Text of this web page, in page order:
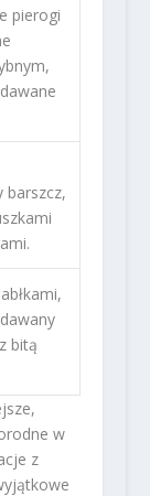
pierogi
barszcz,
bitą
w
z